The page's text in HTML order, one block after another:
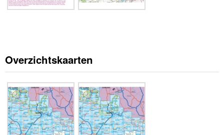
Overzichtskaarten